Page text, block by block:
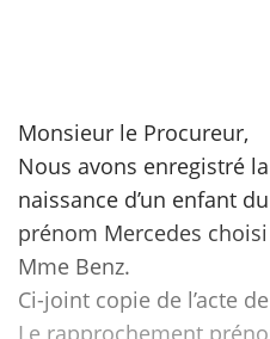
Monsieur le Procureur,
Nous avons enregistré
naissance d’un enfant
prénom Mercedes
Mme Benz.
Ci-joint copie de l’acte
Le rapprochement